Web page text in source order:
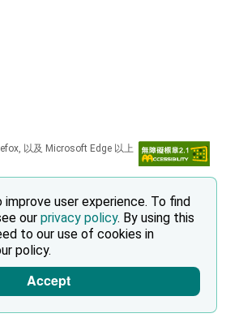
以及 Microsoft Edge 以上
user experience. To find
our privacy policy. By using this
to our use of cookies in
policy.
Accept